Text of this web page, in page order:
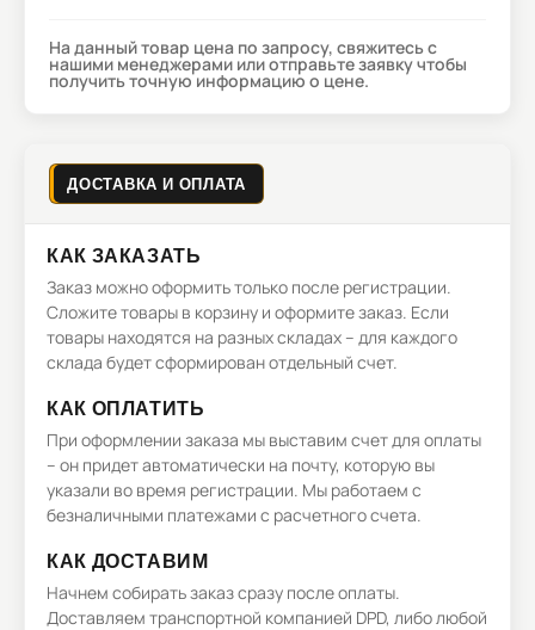
На данный товар цена по запросу, свяжитесь с
нашими менеджерами или отправьте заявку чтобы
получить точную информацию о цене.
ДОСТАВКА И ОПЛАТА
КАК ЗАКАЗАТЬ
Заказ можно оформить только после регистрации.
Сложите товары в корзину и оформите заказ. Если
товары находятся на разных складах – для каждого
склада будет сформирован отдельный счет.
КАК ОПЛАТИТЬ
При оформлении заказа мы выставим счет для оплаты
– он придет автоматически на почту, которую вы
указали во время регистрации. Мы работаем с
безналичными платежами с расчетного счета.
КАК ДОСТАВИМ
Начнем собирать заказ сразу после оплаты.
Доставляем транспортной компанией DPD, либо любой